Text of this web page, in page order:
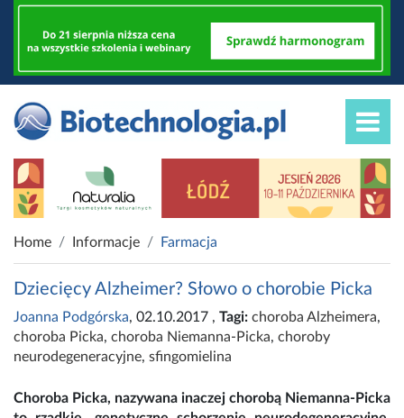
Home Informacje Farmacja
Dziecięcy Alzheimer? Słowo o chorobie Picka
Joanna Podgórska, 02.10.2017 , Tagi: choroba Alzheimera,
choroba Picka, choroba Niemanna-Picka, choroby
neurodegeneracyjne, sfingomielina
Choroba Picka, nazywana inaczej chorobą Niemanna-Picka